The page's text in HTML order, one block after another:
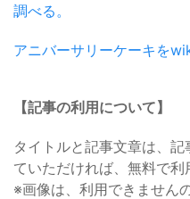
調べる。
アニバーサリーケーキを
【記事の利用について】
タイトルと記事文章は、
ていただければ、無料で利
※画像は、利用できません